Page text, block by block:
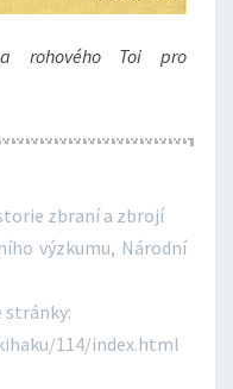
rohového Toi pro
zbraní a zbrojí
výzkumu, Národní
stránky:
114/index.html